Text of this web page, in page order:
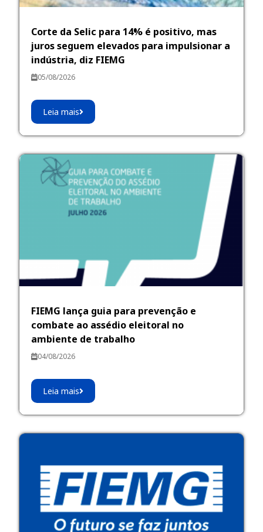
Corte da Selic para 14% é positivo, mas
juros seguem elevados para impulsionar a
indústria, diz FIEMG
05/08/2026
Leia mais
FIEMG lança guia para prevenção e
combate ao assédio eleitoral no
ambiente de trabalho
04/08/2026
Leia mais